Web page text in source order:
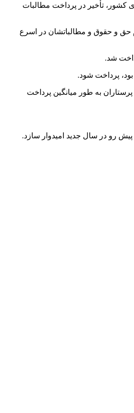
کشور، تأخیر در پرداخت مطالبات
حدود ۷.۵ همت است که مصوب شده تمام حق و حقوق و مطالباتشان در اسرع
به طور میانگین پرداخت
پیش رو در سال جدید امیدوار سازد.